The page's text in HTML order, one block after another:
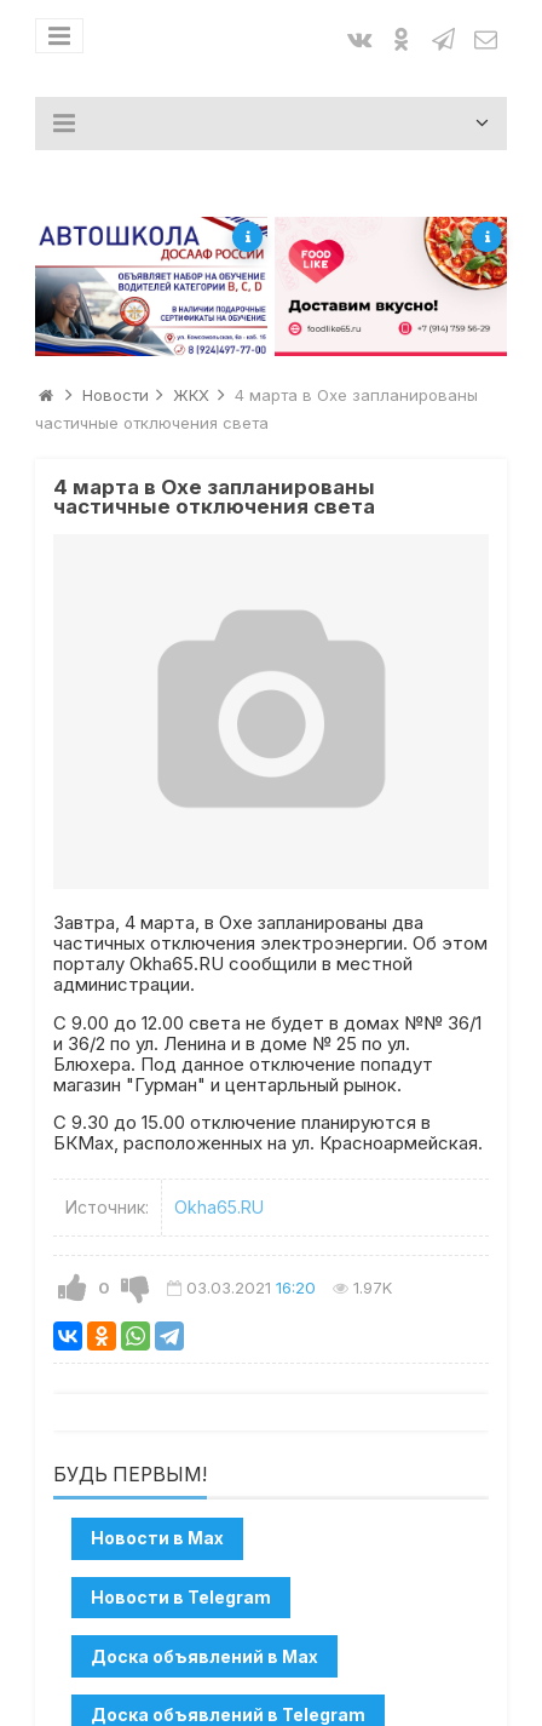
Новости ЖКХ
4 марта в Охе запланированы
частичные отключения света
4 марта в Охе запланированы
частичные отключения света
Завтра, 4 марта, в Охе запланированы два
частичных отключения электроэнергии. Об этом
порталу Okha65.RU сообщили в местной
администрации.
С 9.00 до 12.00 света не будет в домах №№ 36/1
и 36/2 по ул. Ленина и в доме № 25 по ул.
Блюхера. Под данное отключение попадут
магазин "Гурман" и центарльный рынок.
С 9.30 до 15.00 отключение планируются в
БКМах, расположенных на ул. Красноармейская.
Источник: Okha65.RU
0 03.03.2021 16:20 1.97K
БУДЬ ПЕРВЫМ!